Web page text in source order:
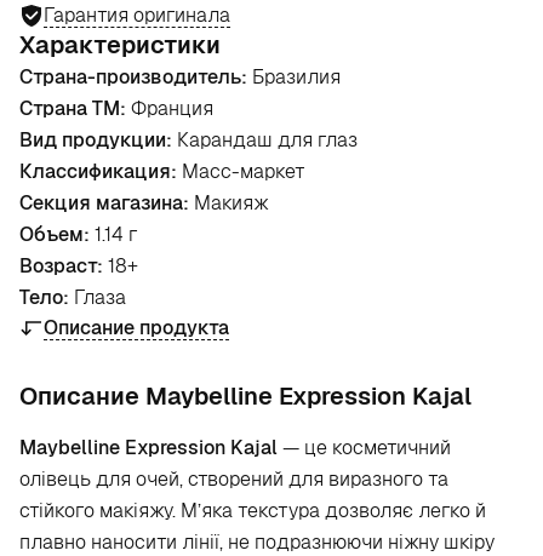
Гарантия оригинала
Характеристики
Страна-производитель: Бразилия
Страна ТМ: Франция
Вид продукции: Карандаш для глаз
Классификация: Масс-маркет
Секция магазина: Макияж
Объем: 1.14 г
Возраст: 18+
Тело: Глаза
Описание продукта
Oписание Maybelline Expression Kajal
Maybelline Expression Kajal— це косметичний
олівець для очей, створений для виразного та
стійкого макіяжу. М’яка текстура дозволяє легко й
плавно наносити лінії, не подразнюючи ніжну шкіру